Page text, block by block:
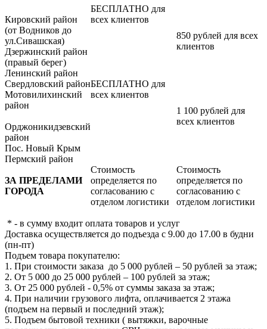
Кировский район
(от Водников до
ул.Сивашская)
Дзержинский район
(правый берег)
Ленинский район
Свердловский район
Мотовилихинский
район
Орджоникидзевский
район
Пос. Новый Крым
Пермский район
БЕСПЛАТНО для
всех клиентов
БЕСПЛАТНО для
всех клиентов
850 рублей для всех
клиентов
1 100 рублей для
всех клиентов
ЗА ПРЕДЕЛАМИ
ГОРОДА
Стоимость
определяется по
согласованию с
отделом логистики
Стоимость
определяется по
согласованию с
отделом логистики
* - в сумму входит оплата товаров и услуг
Доставка осуществляется до подъезда с 9.00 до 17.00 в будни
(пн-пт)
Подъем товара покупателю:
1. При стоимости заказа до 5 000 рублей – 50 рублей за этаж;
2. От 5 000 до 25 000 рублей – 100 рублей за этаж;
3. От 25 000 рублей - 0,5% от суммы заказа за этаж;
4. При наличии грузового лифта, оплачивается 2 этажа
(подъем на первый и последний этаж);
5. Подъем бытовой техники ( вытяжки, варочные